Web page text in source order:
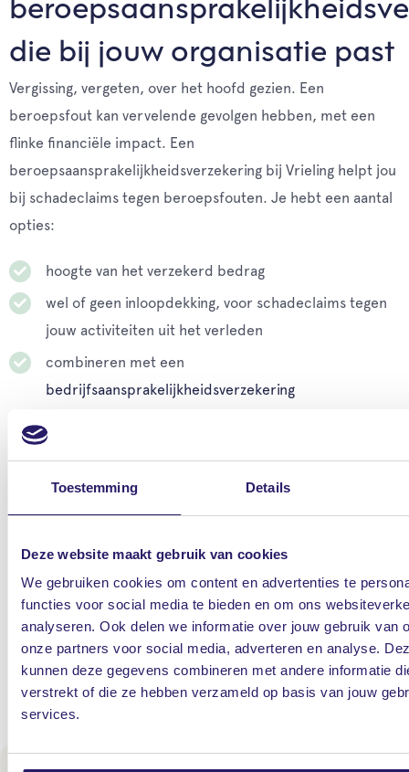
Toestemming Details
Deze website maakt gebruik van cookies
We gebruiken cookies om content en advertenties te
functies voor social media te bieden en om ons
analyseren. Ook delen we informatie over jouw gebruik van
onze partners voor social media, adverteren en analyse.
kunnen deze gegevens combineren met andere informatie
verstrekt of die ze hebben verzameld op basis van jouw
services.
die bij jouw organisatie past
Vergissing, vergeten, over het hoofd gezien. Een
beroepsfout kan vervelende gevolgen hebben, met een
flinke financiële impact. Een
beroepsaansprakelijkheidsverzekering bij Vrieling helpt jou
bij schadeclaims tegen beroepsfouten. Je hebt een aantal
opties:
hoogte van het verzekerd bedrag
wel of geen inloopdekking, voor schadeclaims tegen
jouw activiteiten uit het verleden
combineren met een
bedrijfsaansprakelijkheidsverzekering
Persoonlijke begeleiding bij schade
Bij schade gaat jouw schadebehandelaar direct
voor je aan de slag. Hij overlegt met jou hoe jouw
Je staat er dus niet alleen voor. Onze
schadebehandelaars staan altijd voor je klaar en
bieden praktische hulp: 24 uur per dag, 7 dagen
per week.
Schade melden